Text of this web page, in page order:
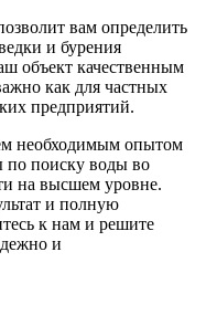
вам определить
и бурения
объект качественным
как для частных
предприятий.
необходимым опытом
по поиску воды во
на высшем уровне.
и полную
к нам и решите
и